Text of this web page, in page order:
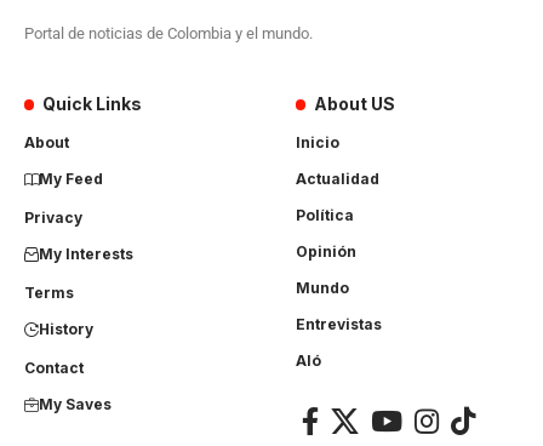
Portal de noticias de Colombia y el mundo.
Quick Links
About
My Feed
Privacy
My Interests
Terms
History
Contact
My Saves
About US
Inicio
Actualidad
Política
Opinión
Mundo
Entrevistas
Aló